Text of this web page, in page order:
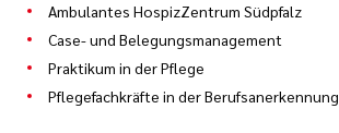
Ambulantes HospizZentrum Südpfalz
Case- und Belegungsmanagement
Praktikum in der Pflege
Pflegefachkräfte in der Berufsanerkennung